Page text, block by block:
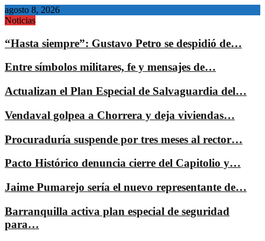
agosto 8, 2026
Noticias
“Hasta siempre”: Gustavo Petro se despidió de…
Entre símbolos militares, fe y mensajes de…
Actualizan el Plan Especial de Salvaguardia del…
Vendaval golpea a Chorrera y deja viviendas…
Procuraduría suspende por tres meses al rector…
Pacto Histórico denuncia cierre del Capitolio y…
Jaime Pumarejo sería el nuevo representante de…
Barranquilla activa plan especial de seguridad
para…